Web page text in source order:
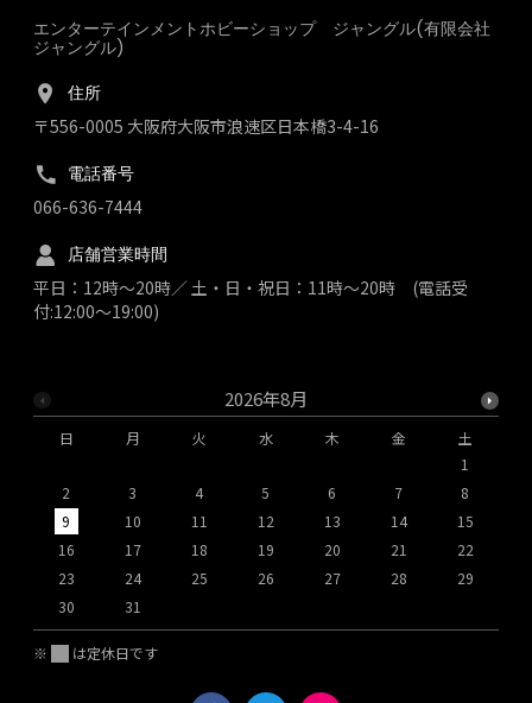
2026年8月
日 月 火 水 木 金
土
1
2
3 4 5 6 7
8
9
10 11 12 13 14
15
16
17 18 19 20 21
22
23
24 25 26 27 28
29
30
31
※ は定休日です
エンターテインメントホビーショップ ジャングル(有限会社
ジャングル)
住所
〒556-0005 大阪府大阪市浪速区日本橋3-4-16
電話番号
066-636-7444
店舗営業時間
平日：12時～20時／ 土・日・祝日：11時～20時 (電話受
付:12:00～19:00)